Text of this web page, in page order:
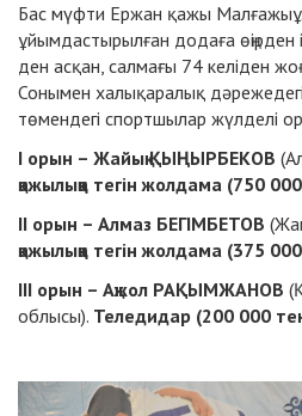
Бас мүфти Ержан қажы
ұйымдастырылған додаға өңірден
ден асқан, салмағы 74 келіден
Сонымен халықаралық
төмендегі спортшылар жүлделі
І орын – Жайық ҚЫҢЫРБЕКОВ
қажылыққа тегін жолдама (750
ІІ орын – Алмаз БЕГІМБЕТОВ
қажылыққа тегін жолдама (375
ІІІ орын – Ақжол РАҚЫМЖАНОВ
облысы). Теледидар (200 000